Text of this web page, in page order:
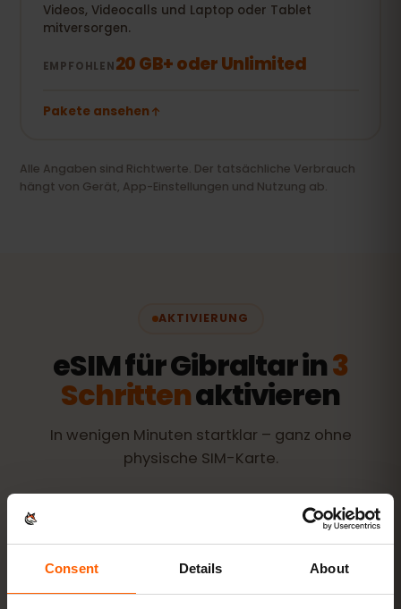
Consent Details About
Videos, Videocalls und Laptop oder Tablet
mitversorgen.
EMPFOHLEN20 GB+ oder Unlimited
Pakete ansehen
Alle Angaben sind Richtwerte. Der tatsächliche Verbrauch
hängt von Gerät, App-Einstellungen und Nutzung ab.
AKTIVIERUNG
eSIM für Gibraltar in3
Schrittenaktivieren
In wenigen Minuten startklar – ganz ohne
physische SIM-Karte.
Paket kaufen QR-Code sofort per E-Mail